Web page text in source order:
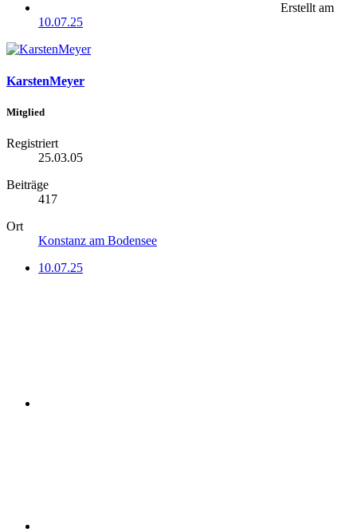
Erstellt am
10.07.25
KarstenMeyer
Mitglied
Registriert
25.03.05
Beiträge
417
Ort
Konstanz am Bodensee
10.07.25